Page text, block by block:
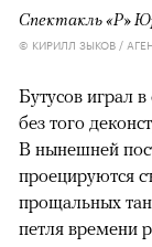
Спектакль «Р»
© КИРИЛЛ ЗЫКОВ /
Бутусов играл
без того
В нынешней
проецируются
прощальных
петля времени